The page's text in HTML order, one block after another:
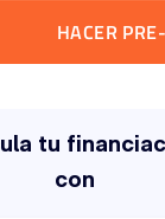
HACER